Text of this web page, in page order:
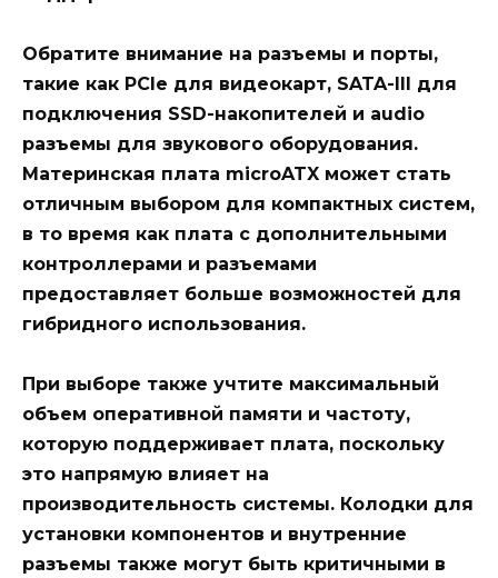
Обратите внимание на разъемы и порты,
такие как PCIe для видеокарт, SATA-III для
подключения SSD-накопителей и audio
разъемы для звукового оборудования.
Материнская плата microATX может стать
отличным выбором для компактных систем,
в то время как плата с дополнительными
контроллерами и разъемами
предоставляет больше возможностей для
гибридного использования.
При выборе также учтите максимальный
объем оперативной памяти и частоту,
которую поддерживает плата, поскольку
это напрямую влияет на
производительность системы. Колодки для
установки компонентов и внутренние
разъемы также могут быть критичными в